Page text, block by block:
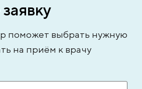
поможет выбрать нужную
на приём к врачу